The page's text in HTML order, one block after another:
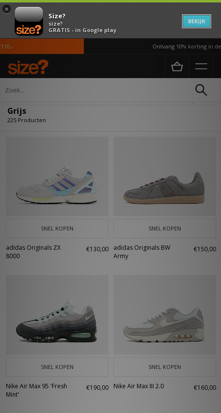
×
Size?
size?
GRATIS - in Google play
BEKIJK
Ontvang 10% korting in de APP*
Home Grijs
Grijs
225 Producten
SNEL KOPEN
adidas Originals ZX
8000
€130,00
SNEL KOPEN
adidas Originals BW
Army
€150,00
SNEL KOPEN
Nike Air Max 95 'Fresh
Mint'
€190,00
SNEL KOPEN
Nike Air Max III 2.0 €160,00